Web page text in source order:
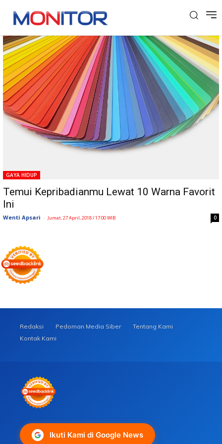
Tag: Kepribadian
GAYA HIDUP
Temui Kepribadianmu Lewat 10 Warna Favorit
Ini
Wenti Apsari - Jumat, 27 April, 2018 / 17:00 WIB 0
Redaksi Pedoman Media Siber
Tentang Kami
Kontak Kami
Ikuti Kami di Google News